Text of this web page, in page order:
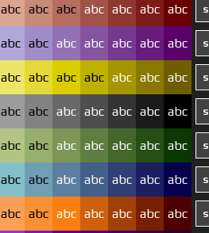
abc abc abc abc abc abc abc
abc abc abc abc abc abc abc
abc abc abc abc abc abc abc
abc abc abc abc abc abc abc
abc abc abc abc abc abc abc
abc abc abc abc abc abc abc
abc abc abc abc abc abc abc